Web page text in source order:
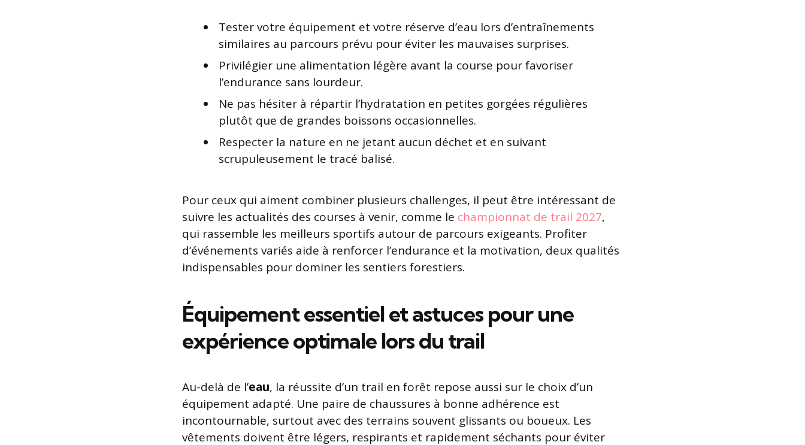
Tester votre équipement et votre réserve d’eau lors d’entraînements
similaires au parcours prévu pour éviter les mauvaises surprises.
Privilégier une alimentation légère avant la course pour favoriser
l’endurance sans lourdeur.
Ne pas hésiter à répartir l’hydratation en petites gorgées régulières
plutôt que de grandes boissons occasionnelles.
Respecter la nature en ne jetant aucun déchet et en suivant
scrupuleusement le tracé balisé.
Pour ceux qui aiment combiner plusieurs challenges, il peut être intéressant de
suivre les actualités des courses à venir, comme le championnat de trail 2027,
qui rassemble les meilleurs sportifs autour de parcours exigeants. Profiter
d’événements variés aide à renforcer l’endurance et la motivation, deux qualités
indispensables pour dominer les sentiers forestiers.
Équipement essentiel et astuces pour une
expérience optimale lors du trail
Au-delà de l’eau, la réussite d’un trail en forêt repose aussi sur le choix d’un
équipement adapté. Une paire de chaussures à bonne adhérence est
incontournable, surtout avec des terrains souvent glissants ou boueux. Les
vêtements doivent être légers, respirants et rapidement séchants pour éviter